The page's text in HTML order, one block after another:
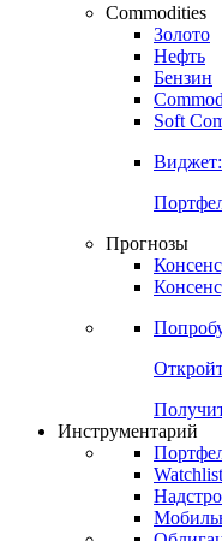
Commodities
Золото
Нефть
Бензин
Soft
Виджет:
Прогнозы
Инструментарий
Watchlist